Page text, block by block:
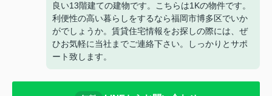
良い13階建ての建物です。こちらは1Kの物件です。
利便性の高い暮らしをするなら福岡市博多区でいか
がでしょうか。賃貸住宅情報をお探しの際には、ぜ
ひお気軽に当社までご連絡下さい。しっかりとサポ
ート致します。